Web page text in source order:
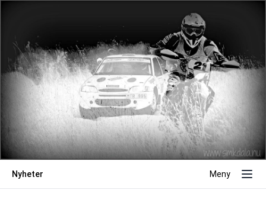
Nyheter Meny